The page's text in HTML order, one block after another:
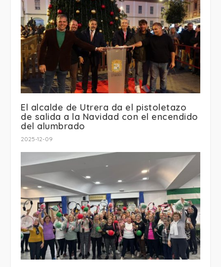
El alcalde de Utrera da el pistoletazo
de salida a la Navidad con el encendido
del alumbrado
2025-12-09